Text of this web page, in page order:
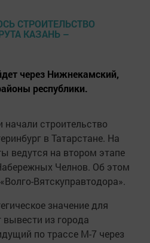
через Нижнекамский,
республики.
строительство
в Татарстане. На
ведутся на втором этапе
Челнов. Об этом
Вятскуправтодора».
значение для
вывести из города
по трассе М-7 через